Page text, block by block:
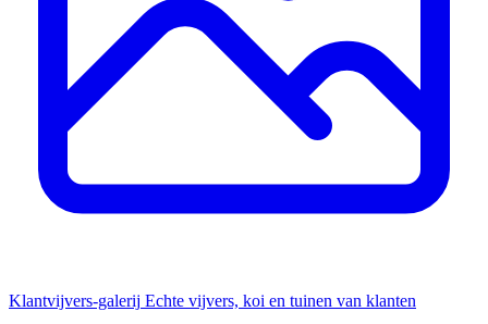
Klantvijvers-galerij Echte vijvers, koi en tuinen van klanten